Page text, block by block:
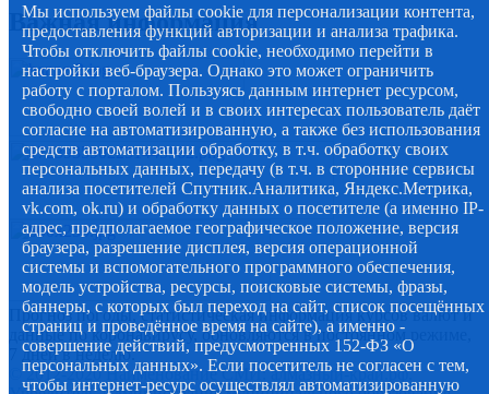
Важная информация
Прогноз погоды, статистическая информация курсов валют и
данные по коронавирусу, обновляются в постоянном режиме,
7 дней в неделю.
© 2012-2020 Наименование СМИ: алмазный-край.рф.
Мы используем файлы cookie для персонализации контента,
предоставления функций авторизации и анализа трафика.
Чтобы отключить файлы cookie, необходимо перейти в
настройки веб-браузера. Однако это может ограничить
работу с порталом. Пользуясь данным интернет ресурсом,
свободно своей волей и в своих интересах пользователь даёт
согласие на автоматизированную, а также без использования
средств автоматизации обработку, в т.ч. обработку своих
персональных данных, передачу (в т.ч. в сторонние сервисы
анализа посетителей Спутник.Аналитика, Яндекс.Метрика,
vk.com, ok.ru) и обработку данных о посетителе (а именно IP-
адрес, предполагаемое географическое положение, версия
браузера, разрешение дисплея, версия операционной
системы и вспомогательного программного обеспечения,
модель устройства, ресурсы, поисковые системы, фразы,
баннеры, с которых был переход на сайт, список посещённых
страниц и проведённое время на сайте), а именно -
совершение действий, предусмотренных 152-ФЗ «О
персональных данных». Если посетитель не согласен с тем,
чтобы интернет-ресурс осуществлял автоматизированную